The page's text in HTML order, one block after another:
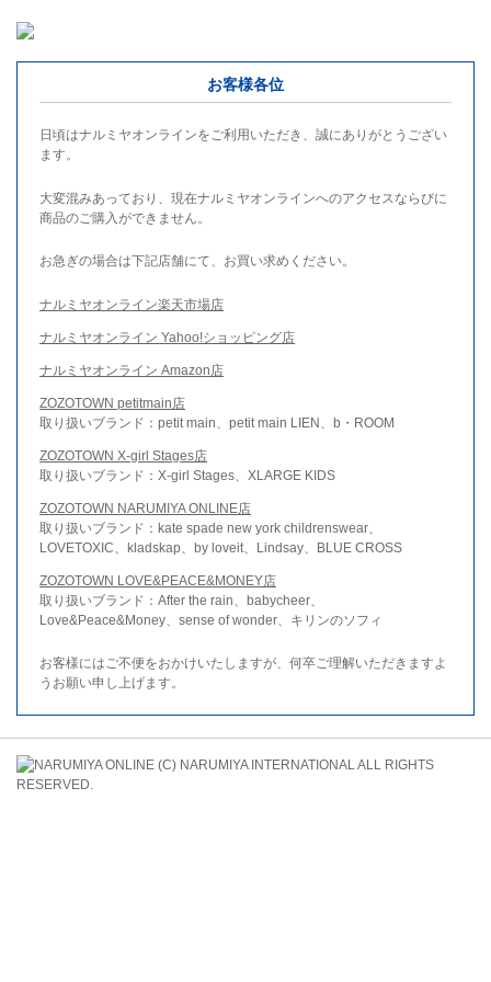
お客様各位
日頃はナルミヤオンラインをご利用いただき、誠にありがとうござい
ます。
大変混みあっており、現在ナルミヤオンラインへのアクセスならびに
商品のご購入ができません。
お急ぎの場合は下記店舗にて、お買い求めください。
ナルミヤオンライン楽天市場店
ナルミヤオンライン Yahoo!ショッピング店
ナルミヤオンライン Amazon店
ZOZOTOWN petitmain店
取り扱いブランド：petit main、petit main LIEN、b・ROOM
ZOZOTOWN X-girl Stages店
取り扱いブランド：X-girl Stages、XLARGE KIDS
ZOZOTOWN NARUMIYA ONLINE店
取り扱いブランド：kate spade new york childrenswear、
LOVETOXIC、kladskap、by loveit、Lindsay、BLUE CROSS
ZOZOTOWN LOVE&PEACE&MONEY店
取り扱いブランド：After the rain、babycheer、
Love&Peace&Money、sense of wonder、キリンのソフィ
お客様にはご不便をおかけいたしますが、何卒ご理解いただきますよ
うお願い申し上げます。